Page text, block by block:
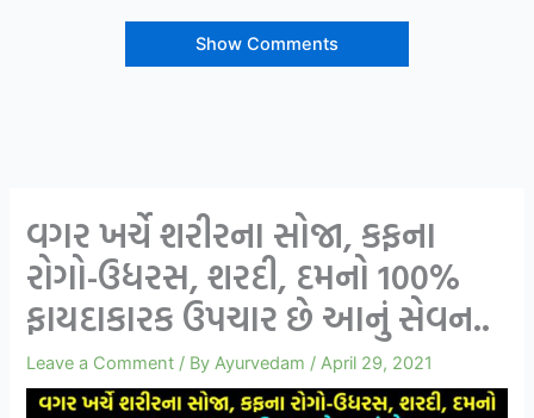
Show Comments
વગર ખર્ચે શરીરના સોજા, કફના
રોગો-ઉધરસ, શરદી, દમનો 100%
ફાયદાકારક ઉપચાર છે આનું સેવન..
Leave a Comment / ByAyurvedam /April 29, 2021